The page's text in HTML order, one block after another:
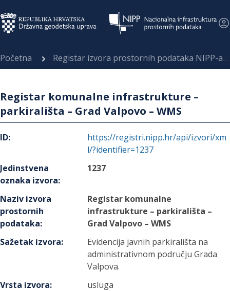
Početna Registar izvora prostornih podataka NIPP-a
Registar komunalne infrastrukture –
parkirališta – Grad Valpovo – WMS
ID:
https://registri.nipp.hr/api/izvori/xm
l/?identifier=1237
Jedinstvena
oznaka izvora:
1237
Naziv izvora
prostornih
podataka:
Registar komunalne
infrastrukture – parkirališta –
Grad Valpovo – WMS
Sažetak izvora:
Evidencija javnih parkirališta na
administrativnom području Grada
Valpova.
Vrsta izvora:
usluga